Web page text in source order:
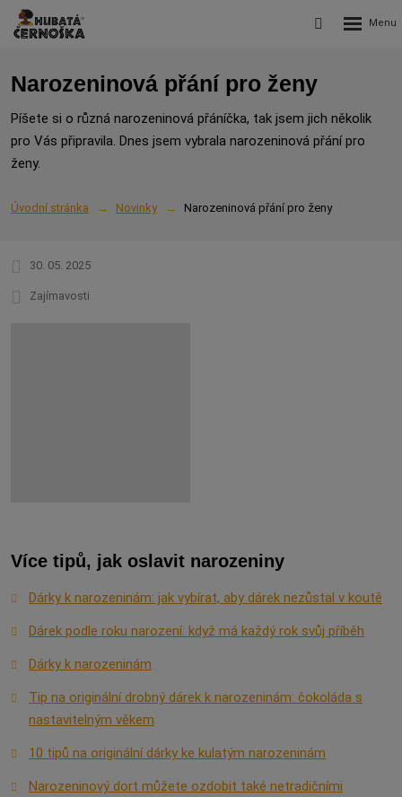
Vyhledávání
Rozbalení
Narozeninová přání pro ženy
Píšete si o různá narozeninová přáníčka, tak jsem jich několik
pro Vás připravila. Dnes jsem vybrala narozeninová přání pro
ženy.
Úvodní stránka Novinky Narozeninová přání pro ženy
30. 05. 2025
Zajímavosti
Více tipů, jak oslavit narozeniny
Dárky k narozeninám: jak vybírat, aby dárek nezůstal v koutě
Dárek podle roku narození: když má každý rok svůj příběh
Dárky k narozeninám
Tip na originální drobný dárek k narozeninám: čokoláda s
nastavitelným věkem
10 tipů na originální dárky ke kulatým narozeninám
Narozeninový dort můžete ozdobit také netradičními